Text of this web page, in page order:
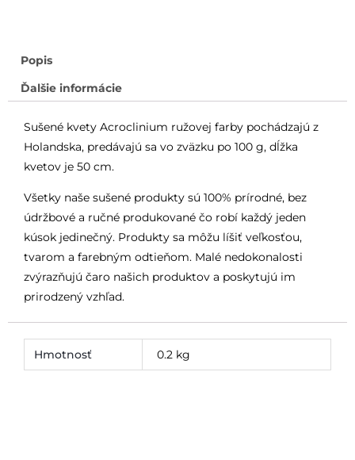
Popis
Ďalšie informácie
Sušené kvety Acroclinium ružovej farby pochádzajú z
Holandska, predávajú sa vo zväzku po 100 g, dĺžka
kvetov je 50 cm.
Všetky naše sušené produkty sú 100% prírodné, bez
údržbové a ručné produkované čo robí každý jeden
kúsok jedinečný. Produkty sa môžu líšiť veľkosťou,
tvarom a farebným odtieňom. Malé nedokonalosti
zvýrazňujú čaro našich produktov a poskytujú im
prirodzený vzhľad.
Hmotnosť 0.2 kg